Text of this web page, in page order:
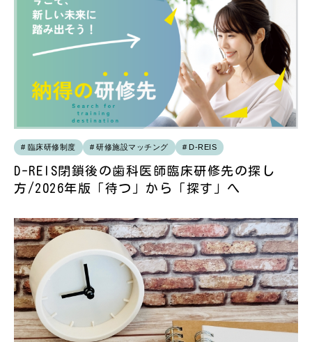
臨床研修制度 研修施設マッチング D-REIS
D-REIS閉鎖後の歯科医師臨床研修先の探し
方/2026年版「待つ」から「探す」へ